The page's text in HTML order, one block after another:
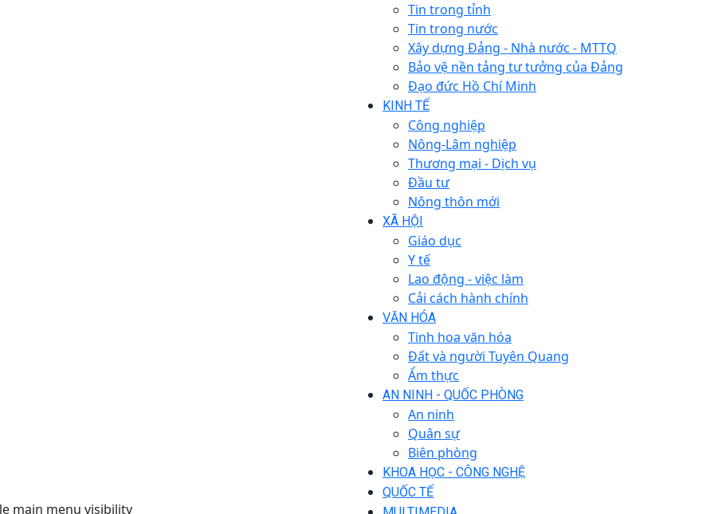
main menu visibility
Tin trong tỉnh
Tin trong nước
Xây dựng Đảng - Nhà nước - MTTQ
Bảo vệ nền tảng tư tưởng của Đảng
Đạo đức Hồ Chí Minh
KINH TẾ
Công nghiệp
Nông-Lâm nghiệp
Thương mại - Dịch vụ
Đầu tư
Nông thôn mới
XÃ HỘI
Giáo dục
Y tế
Lao động - việc làm
Cải cách hành chính
VĂN HÓA
Tinh hoa văn hóa
Đất và người Tuyên Quang
Ẩm thực
AN NINH - QUỐC PHÒNG
An ninh
Quân sự
Biên phòng
KHOA HỌC - CÔNG NGHỆ
QUỐC TẾ